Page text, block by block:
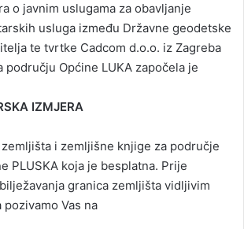
o javnim uslugama za obavljanje
usluga između Državne geodetske
te tvrtke Cadcom d.o.o. iz Zagreba
području Općine LUKA započela je
IZMJERA
i zemljišne knjige za područje
PLUSKA koja je besplatna. Prije
granica zemljišta vidljivim
Vas na